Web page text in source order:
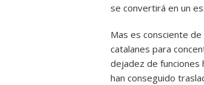
se convertirá en un
Mas es consciente
catalanes para
dejadez de funciones
han conseguido